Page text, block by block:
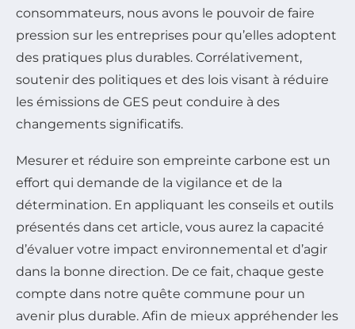
consommateurs, nous avons le pouvoir de faire
pression sur les entreprises pour qu’elles adoptent
des pratiques plus durables. Corrélativement,
soutenir des politiques et des lois visant à réduire
les émissions de GES peut conduire à des
changements significatifs.
Mesurer et réduire son empreinte carbone est un
effort qui demande de la vigilance et de la
détermination. En appliquant les conseils et outils
présentés dans cet article, vous aurez la capacité
d’évaluer votre impact environnemental et d’agir
dans la bonne direction. De ce fait, chaque geste
compte dans notre quête commune pour un
avenir plus durable. Afin de mieux appréhender les